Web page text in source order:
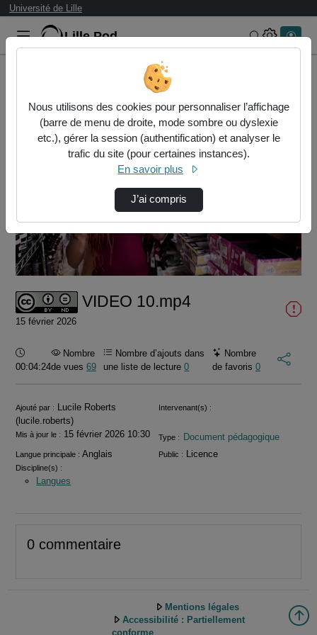
Université de Lille
Lille.Pod Rechercher
VIDEO 10.mp4
Lire
la
vidéo
VIDEO 10.mp4
15 février 2026
Durée :
00:04:24
Nombre
de vues 69
Nombre d’ajouts dans
une liste de lecture0
Nombre
de favoris 0
Informations
Ajouté par : Lucile Roberts
(lucile.roberts)
Intervenant(s) :
Mis à jour le : 15 février 2026 10:30 Type : Document pédagogique
Langue principale : Anglais Public : Licence
Discipline(s) :
Langues
0 commentaire
Mentions légales
Accessibilité : Partiellement
Nous utilisons des cookies pour personnaliser l’affichage
(barre de menu de droite, mode sombre ou dyslexie
etc.), gérer la session (authentification) et analyser le
trafic du site (pour certaines instances).
En savoir plus
J’ai compris